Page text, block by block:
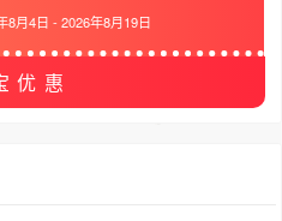
8月4日 -2026年8月19日
优惠